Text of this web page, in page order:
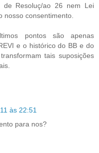
de Resoluç/ao 26 nem Lei
nosso consentimento.
pontos são apenas
e o histórico do BB e do
tais suposições
às 22:51
para nos?